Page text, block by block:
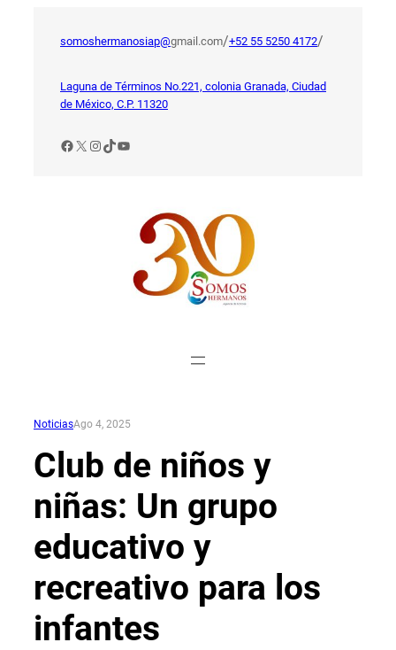
somoshermanosiap@gmail.com/+52 55 5250 4172/
Laguna de Términos No.221, colonia Granada, Ciudad
de México, C.P. 11320
Facebook
X Instagram
TikTok
YouTube
NoticiasAgo 4, 2025
Club de niños y
niñas: Un grupo
educativo y
recreativo para los
infantes